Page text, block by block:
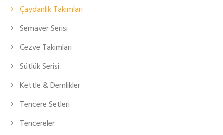
Çaydanlık Takımları
Semaver Serisi
Cezve Takımları
Sütlük Serisi
Kettle & Demlikler
Tencere Setleri
Tencereler